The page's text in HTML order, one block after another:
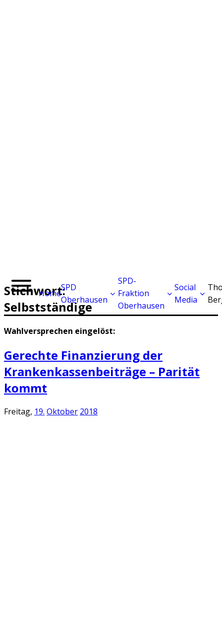
Home
SPD
Oberhausen
SPD-
Fraktion
Oberhausen
Social
Media
Stichwort:
Selbstständige
Wahlversprechen eingelöst:
Gerechte Finanzierung der
Krankenkassenbeiträge – Parität
kommt
Freitag, 19. Oktober 2018